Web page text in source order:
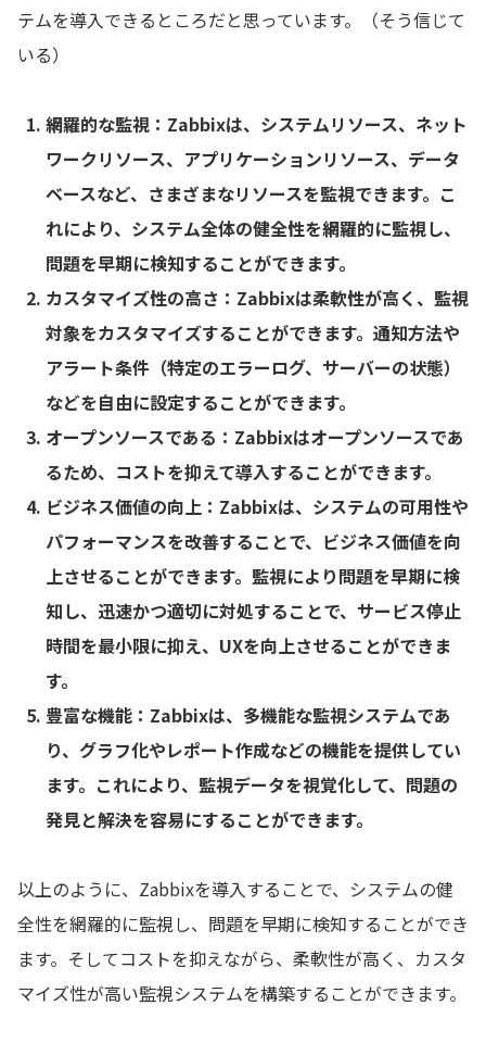
テムを導入できるところだと思っています。（そう信じて
いる）
網羅的な監視：Zabbixは、システムリソース、ネット
ワークリソース、アプリケーションリソース、データ
ベースなど、さまざまなリソースを監視できます。こ
れにより、システム全体の健全性を網羅的に監視し、
問題を早期に検知することができます。
カスタマイズ性の高さ：Zabbixは柔軟性が高く、監視
対象をカスタマイズすることができます。通知方法や
アラート条件（特定のエラーログ、サーバーの状態）
などを自由に設定することができます。
オープンソースである：Zabbixはオープンソースであ
るため、コストを抑えて導入することができます。
ビジネス価値の向上：Zabbixは、システムの可用性や
パフォーマンスを改善することで、ビジネス価値を向
上させることができます。監視により問題を早期に検
知し、迅速かつ適切に対処することで、サービス停止
時間を最小限に抑え、UXを向上させることができま
す。
豊富な機能：Zabbixは、多機能な監視システムであ
り、グラフ化やレポート作成などの機能を提供してい
ます。これにより、監視データを視覚化して、問題の
発見と解決を容易にすることができます。
以上のように、Zabbixを導入することで、システムの健
全性を網羅的に監視し、問題を早期に検知することができ
ます。そしてコストを抑えながら、柔軟性が高く、カスタ
マイズ性が高い監視システムを構築することができます。